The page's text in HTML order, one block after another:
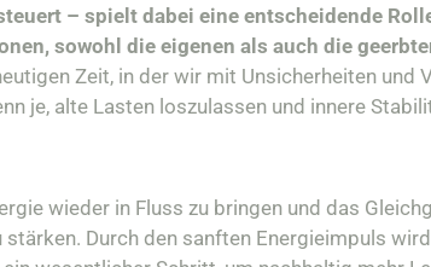
– spielt dabei eine entscheidende
sowohl die eigenen als auch die
Zeit, in der wir mit Unsicherheiten und
je, alte Lasten loszulassen und innere
wieder in Fluss zu bringen und das
stärken. Durch den sanften Energieimpuls